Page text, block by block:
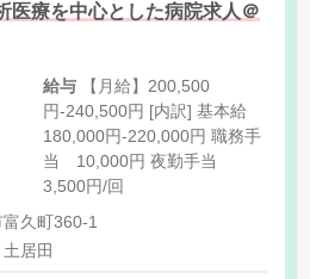
医療を中心とした病院求人＠
給与
円-240,500円 [内訳] 基本給
180,000円-220,000円 職務手
当 10,000円 夜勤手当
3,500円/回
久町360-1
居田